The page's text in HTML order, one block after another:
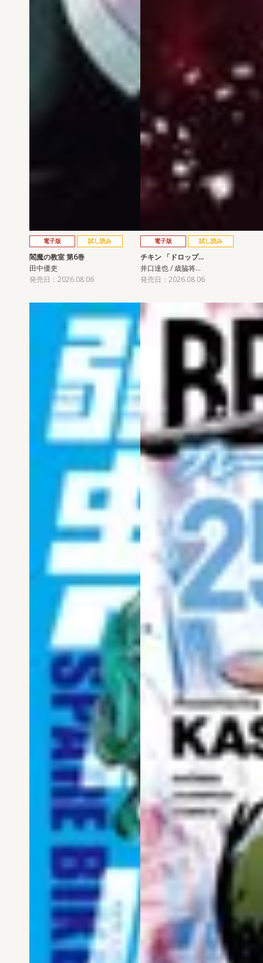
電子版 試し読み
閻魔の教室 第6巻
田中優吏
発売日：2026.08.06
電子版 試し読み
チキン 「ドロップ…
井口達也 / 歳脇将…
発売日：2026.08.06